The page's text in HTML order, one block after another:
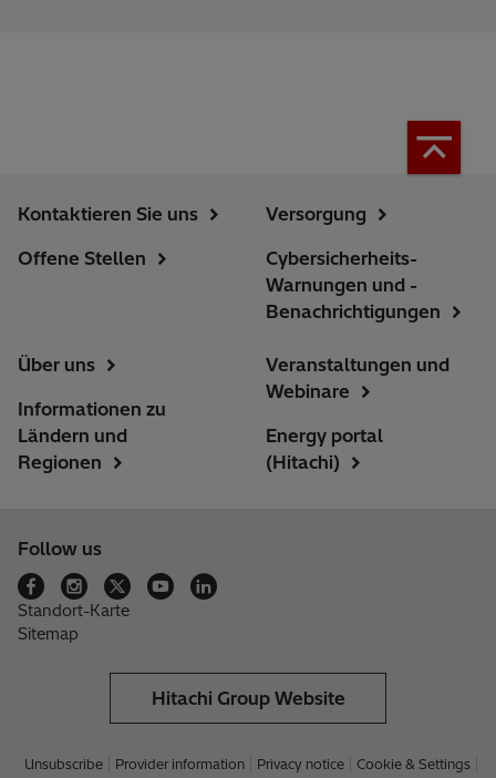
Kontaktieren Sie uns
Offene Stellen
Versorgung
Cybersicherheits-
Warnungen und -
Benachrichtigungen
Über uns
Informationen zu
Ländern und
Regionen
Veranstaltungen und
Webinare
Energy portal
(Hitachi)
Follow us
Standort-Karte
Sitemap
Hitachi Group Website
Unsubscribe Provider information Privacy notice
Cookie & Settings